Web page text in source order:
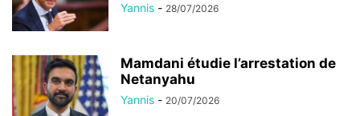
Yannis - 28/07/2026
Mamdani étudie l’arrestation de
Netanyahu
Yannis - 20/07/2026